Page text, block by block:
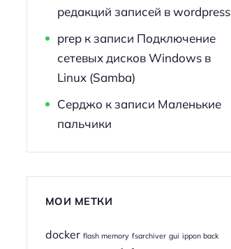
редакций записей в wordpress
prepк записи Подключение
сетевых дисков Windows в
Linux (Samba)
Серджо к записи Маленькие
пальчики
МОИ МЕТКИ
docker flash memory fsarchiver gui ippon back